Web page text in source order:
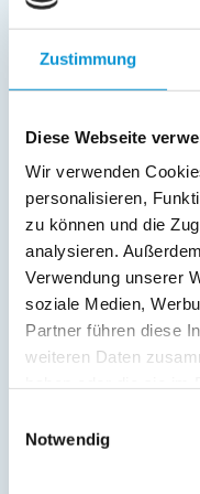
Zustimmung
Diese Webseite
Wir verwenden
personalisieren,
zu können und die
analysieren.
Verwendung unserer
soziale Medien,
Partner führen diese
weiteren Daten
Notwendig
Außenanlage:
Sonstiges:
Esstisch mit Stühlen,
Beschreibung
Unsere
Urlaub in Stralsund